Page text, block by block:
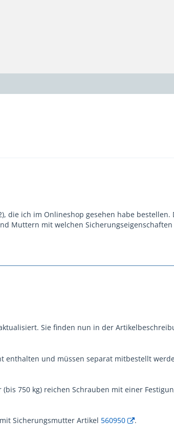
die ich im Onlineshop gesehen habe bestellen.
Muttern mit welchen
Sie finden nun in der
enthalten und müssen separat mitbestellt
750 kg) reichen Schrauben mit einer
mit Sicherungsmutter Artikel 560950 .